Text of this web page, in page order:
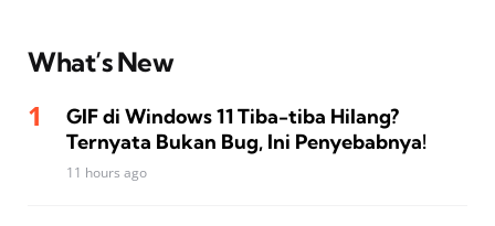
What’s New
GIF di Windows 11 Tiba-tiba Hilang?
Ternyata Bukan Bug, Ini Penyebabnya!
11 hours ago